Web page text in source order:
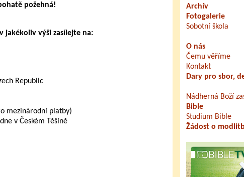
požehná!
jakékoliv výši zasílejte na:
Republic
mezinárodní platby)
v Českém Těšíně
Archív
Fotogalerie
Sobotní škola
O nás
Čemu věříme
Kontakt
Dary pro sbor,
Nádherná Boží
Bible
Studium Bible
Žádost o